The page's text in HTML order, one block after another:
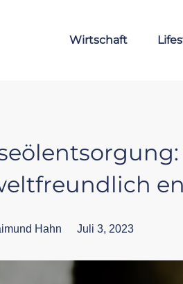
Wirtschaft
Hahn Juli 3, 2023